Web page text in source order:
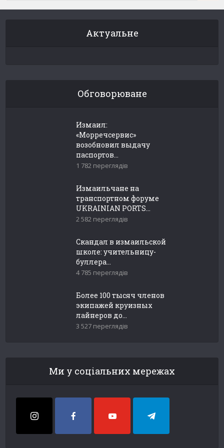
Актуальне
Обговорюване
Измаил:
«Морречсервис»
возобновил выдачу
паспортов...
1 782 переглядів
Измаильчане на
транспортном форуме
UKRAINIAN PORTS...
2 582 переглядів
Скандал в измаильской
школе: учительницу-
буллера...
4 785 переглядів
Более 100 тысяч членов
экипажей круизных
лайнеров до...
3 527 переглядів
Ми у соціальних мережах